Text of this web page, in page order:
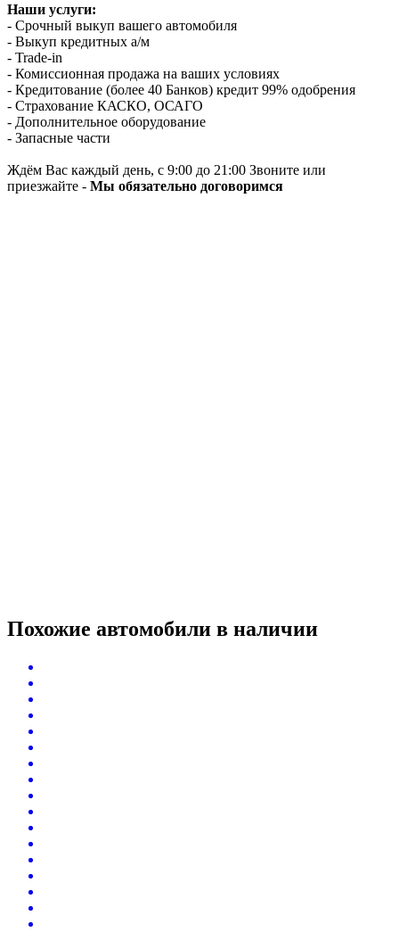
Наши услуги:
- Срочный выкуп вашего автомобиля
- Выкуп кредитных а/м
- Trade-in
- Комиссионная продажа на ваших условиях
- Кредитование (более 40 Банков) кредит 99% одобрения
- Страхование КАСКО, ОСАГО
- Дополнительное оборудование
- Запасные части
Ждём Вас каждый день, с 9:00 до 21:00 Звоните или
приезжайте - Мы обязательно договоримся
Похожие автомобили в наличии